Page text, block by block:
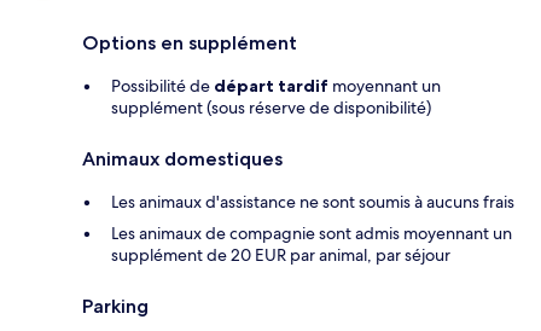
Options en supplément
Possibilité de départ tardif moyennant un
supplément (sous réserve de disponibilité)
Animaux domestiques
Les animaux d'assistance ne sont soumis à aucuns frais
Les animaux de compagnie sont admis moyennant un
supplément de 20 EUR par animal, par séjour
Parking